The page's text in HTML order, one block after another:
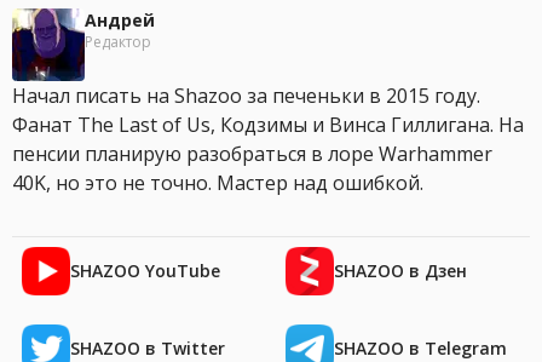
Андрей
Редактор
Начал писать на Shazoo за печеньки в 2015 году.
Фанат The Last of Us, Кодзимы и Винса Гиллигана. На
пенсии планирую разобраться в лоре Warhammer
40K, но это не точно. Мастер над ошибкой.
SHAZOO YouTube SHAZOO в Дзен
SHAZOO в Twitter SHAZOO в Telegram